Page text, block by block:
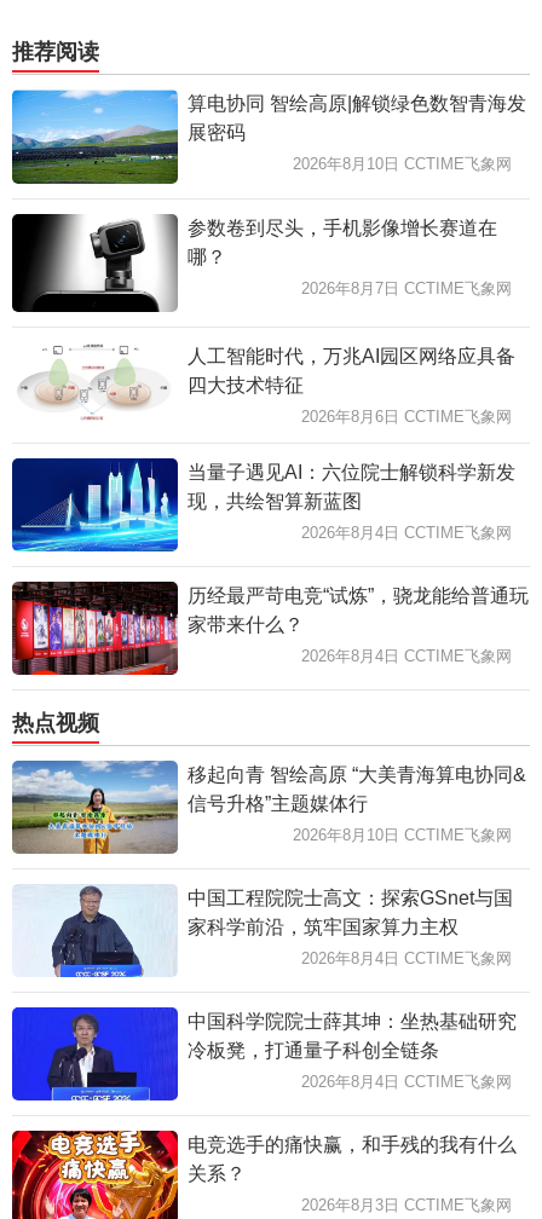
推荐阅读
算电协同 智绘高原|解锁绿色数智青海发
展密码
2026年8月10日 CCTIME飞象网
参数卷到尽头，手机影像增长赛道在
哪？
2026年8月7日 CCTIME飞象网
人工智能时代，万兆AI园区网络应具备
四大技术特征
2026年8月6日 CCTIME飞象网
当量子遇见AI：六位院士解锁科学新发
现，共绘智算新蓝图
2026年8月4日 CCTIME飞象网
历经最严苛电竞“试炼”，骁龙能给普通玩
家带来什么？
2026年8月4日 CCTIME飞象网
热点视频
移起向青 智绘高原 “大美青海算电协同&
信号升格”主题媒体行
2026年8月10日 CCTIME飞象网
中国工程院院士高文：探索GSnet与国
家科学前沿，筑牢国家算力主权
2026年8月4日 CCTIME飞象网
中国科学院院士薛其坤：坐热基础研究
冷板凳，打通量子科创全链条
2026年8月4日 CCTIME飞象网
电竞选手的痛快赢，和手残的我有什么
关系？
2026年8月3日 CCTIME飞象网